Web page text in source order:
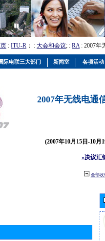
: ITU-R ； : 大会和会议; : RA: 2007年
2007年无线电通
(2007年10月15日-10月
«决议汇
全部收
际电联三大部门 新闻室 各项活动